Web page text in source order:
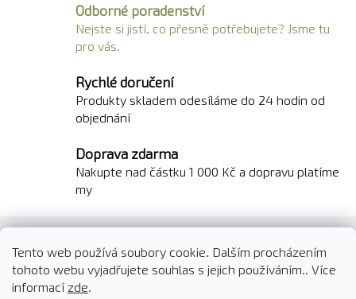
Tento web používá soubory cookie. Dalším procházením
tohoto webu vyjadřujete souhlas s jejich používáním.. Více
informací zde.
v
k
p
u
Odborné poradenství
Nejste si jistí, co přesně potřebujete? Jsme tu
pro vás.
Rychlé doručení
Produkty skladem odesíláme do 24 hodin od
objednání
Doprava zdarma
Nakupte nad částku 1 000 Kč a dopravu platíme
my
Z
O nás Kontakty
Doprava a platba
Reklamace a vrácení zboží